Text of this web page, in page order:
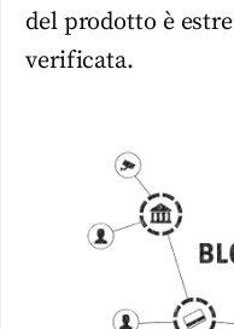
del prodotto è
verificata.